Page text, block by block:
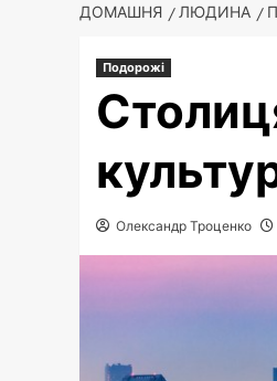
ДОМАШНЯ ЛЮДИНА
Подорожі
Олександр Троценко